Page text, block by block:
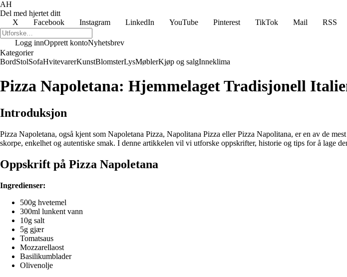
AH
Del med hjertet ditt
X
Facebook Instagram LinkedIn YouTube Pinterest TikTok Mail RSS
Logg innOpprett kontoNyhetsbrev
Kategorier
BordStolSofaHvitevarerKunstBlomsterLysMøblerKjøp og salgInneklima
Pizza Napoletana: Hjemmelaget Tradisjonell
Introduksjon
Pizza Napoletana, også kjent som Napoletana Pizza, Napolitana Pizza eller Pizza Napolitana, er en av de
skorpe, enkelhet og autentiske smak. I denne artikkelen vil vi utforske oppskrifter, historie og tips for å lage
Oppskrift på Pizza Napoletana
Ingredienser:
500g hvetemel
300ml lunkent vann
10g salt
5g gjær
Tomatsaus
Mozzarellaost
Basilikumblader
Olivenolje